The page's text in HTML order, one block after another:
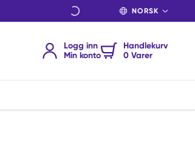
SPRÅK
Logg inn
Min konto
Handlekurv
0 Varer